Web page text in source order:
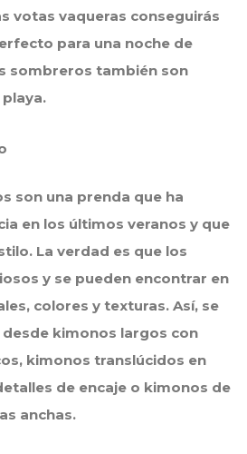
votas vaqueras conseguirás
para una noche de
sombreros también son
son una prenda que ha
en los últimos veranos y que
La verdad es que los
y se pueden encontrar en
colores y texturas. Así, se
kimonos largos con
kimonos translúcidos en
de encaje o kimonos de
anchas.